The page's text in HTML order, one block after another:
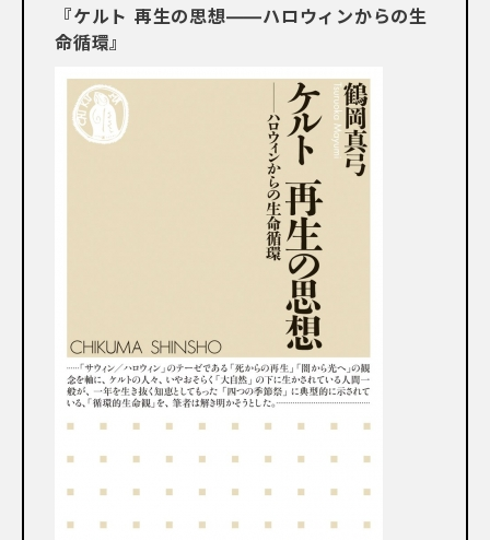
『ケルト 再生の思想――ハロウィンからの生
命循環』